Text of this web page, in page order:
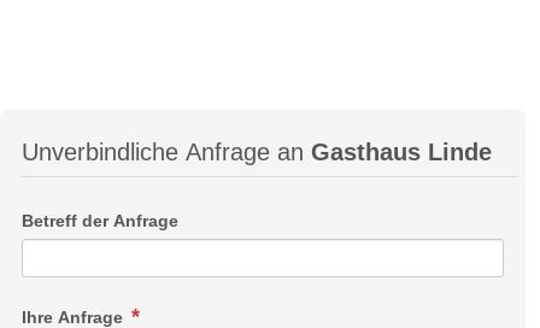
Unverbindliche Anfrage an Gasthaus Linde
Betreff der Anfrage
Ihre Anfrage